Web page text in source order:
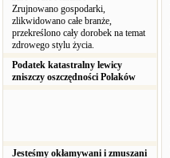
Zrujnowano gospodarki,
zlikwidowano całe branże,
przekreślono cały dorobek na temat
zdrowego stylu życia.
Podatek katastralny lewicy
zniszczy oszczędności Polaków
Jesteśmy okłamywani i zmuszani